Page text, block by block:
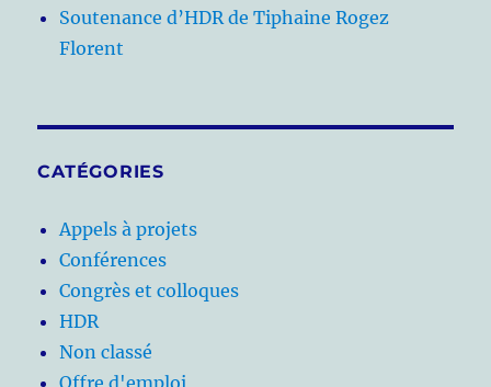
Soutenance d’HDR de Tiphaine Rogez
Florent
CATÉGORIES
Appels à projets
Conférences
Congrès et colloques
HDR
Non classé